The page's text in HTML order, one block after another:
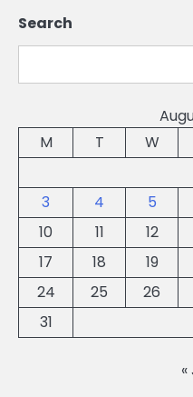
Search
M
T W
3
4 5
10
11 12
17
18 19
24
25 26
31